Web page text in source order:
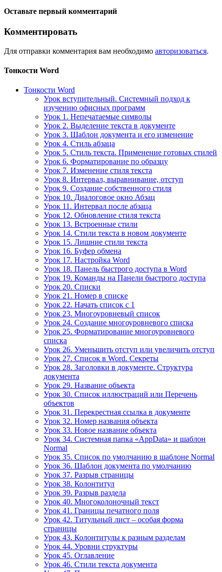
Оставьте первый комментарий
Комментировать
Для отправки комментария вам необходимо авторизоваться.
Тонкости Word
Тонкости Word
Урок вступительный. Системный подход к
изучению офисных программ
Урок 1. Непечатаемые символы
Урок 2. Выделение текста в документе
Урок 3. Шаблон документа и его изменение
Урок 4. Стиль абзаца
Урок 5. Стиль текста. Применение готовых стилей
Урок 6. Форматирование по образцу
Урок 7. Изменение стиля текста
Урок 8. Интервал, выравнивание, отступ
Урок 9. Создание собственного стиля
Урок 10. Диалоговое окно Абзац
Урок 11. Интервал после абзаца
Урок 12. Обновление стиля текста
Урок 13. Встроенные стили
Урок 14. Стили текста в новом документе
Урок 15. Лишние стили текста
Урок 16. Буфер обмена
Урок 17. Настройка Word
Урок 18. Панель быстрого доступа в Word
Урок 19. Команды на Панели быстрого доступа
Урок 20. Списки
Урок 21. Номер в списке
Урок 22. Начать список с 1
Урок 23. Многоуровневый список
Урок 24. Создание многоуровневого списка
Урок 25. Форматирование многоуровневого
списка
Урок 26. Уменьшить отступ или увеличить отступ
Урок 27. Список в Word. Секреты
Урок 28. Заголовки в документе. Структура
документа
Урок 29. Название объекта
Урок 30. Список иллюстраций или Перечень
объектов
Урок 31. Перекрестная ссылка в документе
Урок 32. Номер названия объекта
Урок 33. Новое название объекта
Урок 34. Системная папка «AppData» и шаблон
Normal
Урок 35. Список по умолчанию в шаблоне Normal
Урок 36. Шаблон документа по умолчанию
Урок 37. Разрыв страницы
Урок 38. Колонтитул
Урок 39. Разрыв раздела
Урок 40. Многоколоночный текст
Урок 41. Границы печатного поля
Урок 42. Титульный лист – особая форма
страницы
Урок 43. Колонтитулы к разным разделам
Урок 44. Уровни структуры
Урок 45. Оглавление
Урок 46. Стили текста документа